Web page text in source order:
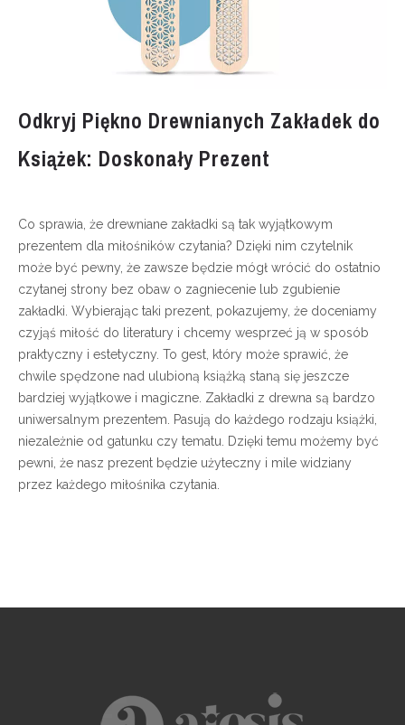
Odkryj Piękno Drewnianych Zakładek do
Książek: Doskonały Prezent
Co sprawia, że drewniane zakładki są tak wyjątkowym
prezentem dla miłośników czytania? Dzięki nim czytelnik
może być pewny, że zawsze będzie mógł wrócić do ostatnio
czytanej strony bez obaw o zagniecenie lub zgubienie
zakładki. Wybierając taki prezent, pokazujemy, że doceniamy
czyjąś miłość do literatury i chcemy wesprzeć ją w sposób
praktyczny i estetyczny. To gest, który może sprawić, że
chwile spędzone nad ulubioną książką staną się jeszcze
bardziej wyjątkowe i magiczne. Zakładki z drewna są bardzo
uniwersalnym prezentem. Pasują do każdego rodzaju książki,
niezależnie od gatunku czy tematu. Dzięki temu możemy być
pewni, że nasz prezent będzie użyteczny i mile widziany
przez każdego miłośnika czytania.